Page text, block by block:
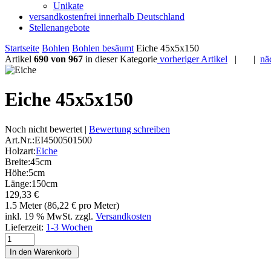
Unikate
versandkostenfrei innerhalb Deutschland
Stellenangebote
Startseite Bohlen Bohlen besäumt Eiche 45x5x150
Artikel 690 von 967 in dieser Kategorie vorheriger Artikel | |
Eiche 45x5x150
Noch nicht bewertet | Bewertung schreiben
Art.Nr.:EI4500501500
Holzart:Eiche
Breite:45cm
Höhe:5cm
Länge:150cm
129,33 €
1.5 Meter (86,22 € pro Meter)
inkl. 19 % MwSt. zzgl. Versandkosten
Lieferzeit: 1-3 Wochen
In den Warenkorb